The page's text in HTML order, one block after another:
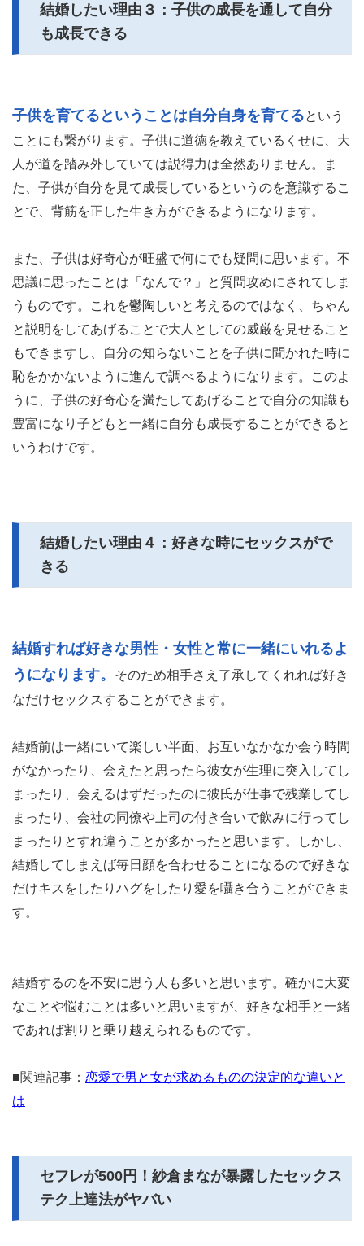
結婚したい理由３：子供の成長を通して自分
も成長できる
子供を育てるということは自分自身を育てるという
ことにも繋がります。子供に道徳を教えているくせに、大
人が道を踏み外していては説得力は全然ありません。ま
た、子供が自分を見て成長しているというのを意識するこ
とで、背筋を正した生き方ができるようになります。
また、子供は好奇心が旺盛で何にでも疑問に思います。不
思議に思ったことは「なんで？」と質問攻めにされてしま
うものです。これを鬱陶しいと考えるのではなく、ちゃん
と説明をしてあげることで大人としての威厳を見せること
もできますし、自分の知らないことを子供に聞かれた時に
恥をかかないように進んで調べるようになります。このよ
うに、子供の好奇心を満たしてあげることで自分の知識も
豊富になり子どもと一緒に自分も成長することができると
いうわけです。
結婚したい理由４：好きな時にセックスがで
きる
なだけセックスすることができます。
結婚前は一緒にいて楽しい半面、お互いなかなか会う時間
まったり、会えるはずだったのに彼氏が仕事で残業してし
まったり、会社の同僚や上司の付き合いで飲みに行ってし
だけキスをしたりハグをしたり愛を囁き合うことができま